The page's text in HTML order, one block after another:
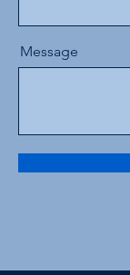
Message